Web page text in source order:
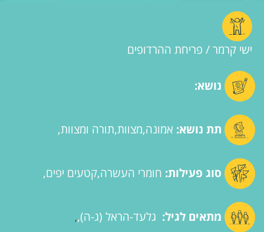
ישי קרמר / פריחת ההרדופים
נושא:
תת נושא: אמונה מצוות תורה ומצוות
סוג פעילות: חומרי העשרה קטעים יפים
מתאים לגיל: גלעד-הראל (ג-ה) ,